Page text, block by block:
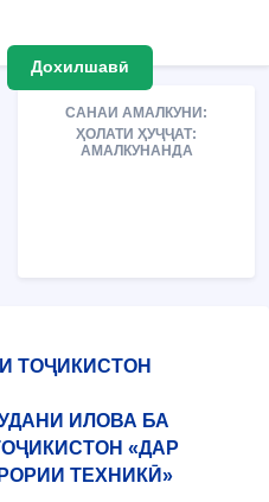
Дохилшавӣ
САНАИ АМАЛКУНИ:
ҲОЛАТИ ҲУҶҶАТ:
АМАЛКУНАНДА
ТОҶИКИСТОН
ИЛОВА БА
«ДАР
ТЕХНИКӢ»